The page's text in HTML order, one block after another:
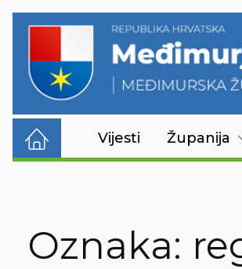
Vijesti Županija
Oznaka: